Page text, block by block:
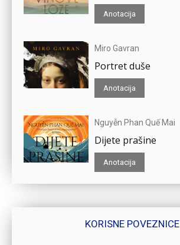
Anotacija
Miro Gavran
Portret duše
Anotacija
Nguyễn Phan Quế Mai
Dijete prašine
Anotacija
KORISNE POVEZNICE